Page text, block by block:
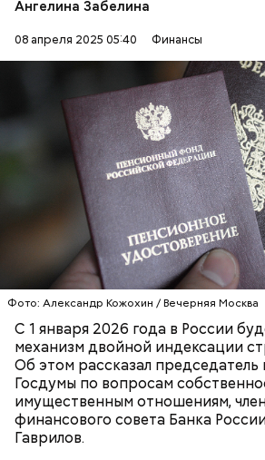
Ангелина Забелина
08 апреля 2025 05:40 Финансы
Фото: Александр Кожохин / Вечерняя Москва
С 1 января 2026 года в России
механизм двойной индексации
Об этом рассказал председатель
Госдумы по вопросам
имущественным отношениям,
финансового совета Банка
Гаврилов.